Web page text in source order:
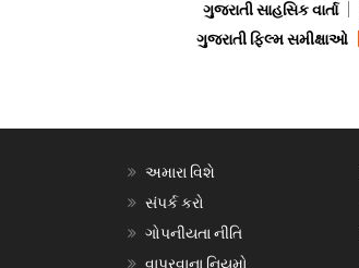
ગુજરાતી સાહસિક વાર્તા
ગુજરાતી ફિલ્મ સમીક્ષાઓ
અમારા વિશે
સંપર્ક કરો
ગોપનીયતા નીતિ
વાપરવાના નિયમો